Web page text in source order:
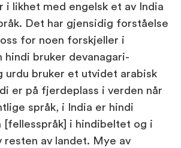
i likhet med engelsk et av India
Det har gjensidig forståelse
for noen forskjeller i
hindi bruker devanagari-
urdu bruker et utvidet arabisk
er på fjerdeplass i verden når
språk, i India er hindi
[fellesspråk] i hindibeltet og i
resten av landet. Mye av